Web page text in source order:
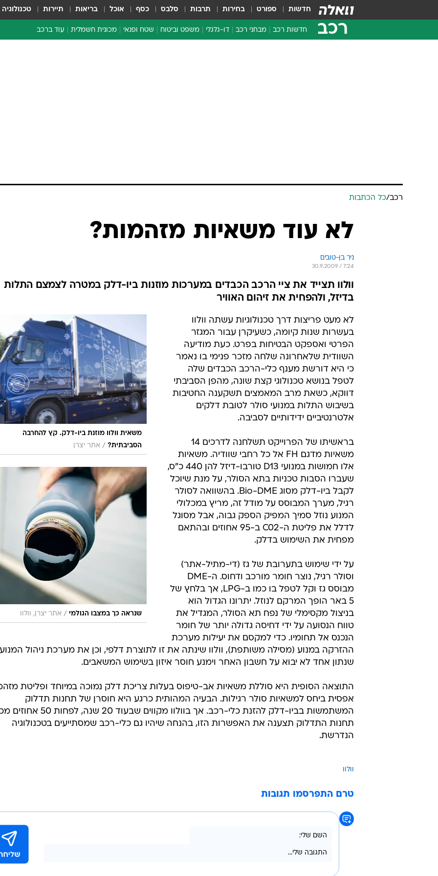
חדשות ספורט בחירות תרבות סלבס כסף אוכל בריאות תיירות טכנולוגיה
רכב חדשות רכב מבחני רכב דו-גלגלי משפט וביטוח שטח ופנאי מכונית חשמלית עוד ברכב
ארכיון מדורים
רכב/כל הכתבות
לא עוד משאיות מזהמות?
ניר בן-טובים
30.9.2009 / 7:24
וולוו תצייד את ציי הרכב הכבדים במערכות מוזנות ביו-דלק במטרה לצמצם התלות
בדיזל, ולהפחית את זיהום האוויר
משאית וולוו מוזנת ביו-דלק. קץ להחרבה
הסביבתית? / אתר יצרן
שנראה כך במצבו הגולמי / אתר יצרן, וולוו
לא מעט פריצות דרך טכנולוגיות עשתה וולוו
בעשרות שנות קיומה, כשעיקרן עבור המגזר
הפרטי ואספקט הבטיחות בפרט. כעת מודיעה
השוודית שלאחרונה שלחה מזכר פנימי בו נאמר
כי היא דורשת מענף כלי-הרכב הכבדים שלה
לטפל בנושא טכנולוגי קצת שונה, מהפן הסביבתי
דווקא, כשאת מרב המאמצים תשקענה החטיבות
בשיבוש התלות במנועי סולר לטובת דלקים
אלטרנטיביים ידידותיים לסביבה.
בראשיתו של הפרוייקט תשלחנה לדרכים 14
משאיות מדגם FH אל כל רחבי שוודיה. משאיות
אלו חמושות במנועי D13 טורבו-דיזל להן 440 כ"ס,
שעברו הסבות טכניות בתא הסולר, על מנת שיוכל
לקבל ביו-דלק מסוג Bio-DME. בהשוואה לסולר
רגיל, מערך המבוסס על מודל זה, מריץ במכלולי
המנוע נוזל סמיך המפיק הספק גבוה, אבל מסוגל
לדלל את פליטת ה-C02 ב-95 אחוזים ובהתאם
מפחית את השימוש בדלק.
על ידי שימוש בתערובת של גז (די-מתיל-אתר)
וסולר רגיל, נוצר חומר מורכב ודחוס. ה-DME
מבוסס גז וקל לטפל בו כמו ב-LPG, אך בלחץ של
5 באר הופך המרקם לנוזל. יתרונו הגדול הוא
בניצול מקסימלי של נפח תא הסולר, המגדיל את
טווח הנסועה על ידי דחיסה גדולה יותר של חומר
הנכנס אל תחומיו. כדי למקסם את יעילות מערכת
ההזרקה במנוע (מסילה משותפת), וולוו שינתה את זו לתוצרת דלפי, וכן את מערכת ניהול
שנתון אחד לא יבוא על חשבון האחר וימנע חוסר איזון בשימוש המשאבים.
התוצאה הסופית היא סוללת משאיות אב-טיפוס בעלות צריכת דלק נמוכה במיוחד ופליטת
אפסית ביחס למשאיות סולר רגילות. הבעיה המהותית כרגע היא חוסרן של תחנות תדלוק
המשתמשות בביו-דלק להזנת כלי-רכב. אך בוולוו מקווים שבעוד 20 שנה,
תחנות התדלוק תצענה את האפשרות הזו, בהנחה שיהיו גם כלי-רכב שמסתייעים בטכנולוגיה
הנדרשת.
וולוו
טרם התפרסמו תגובות